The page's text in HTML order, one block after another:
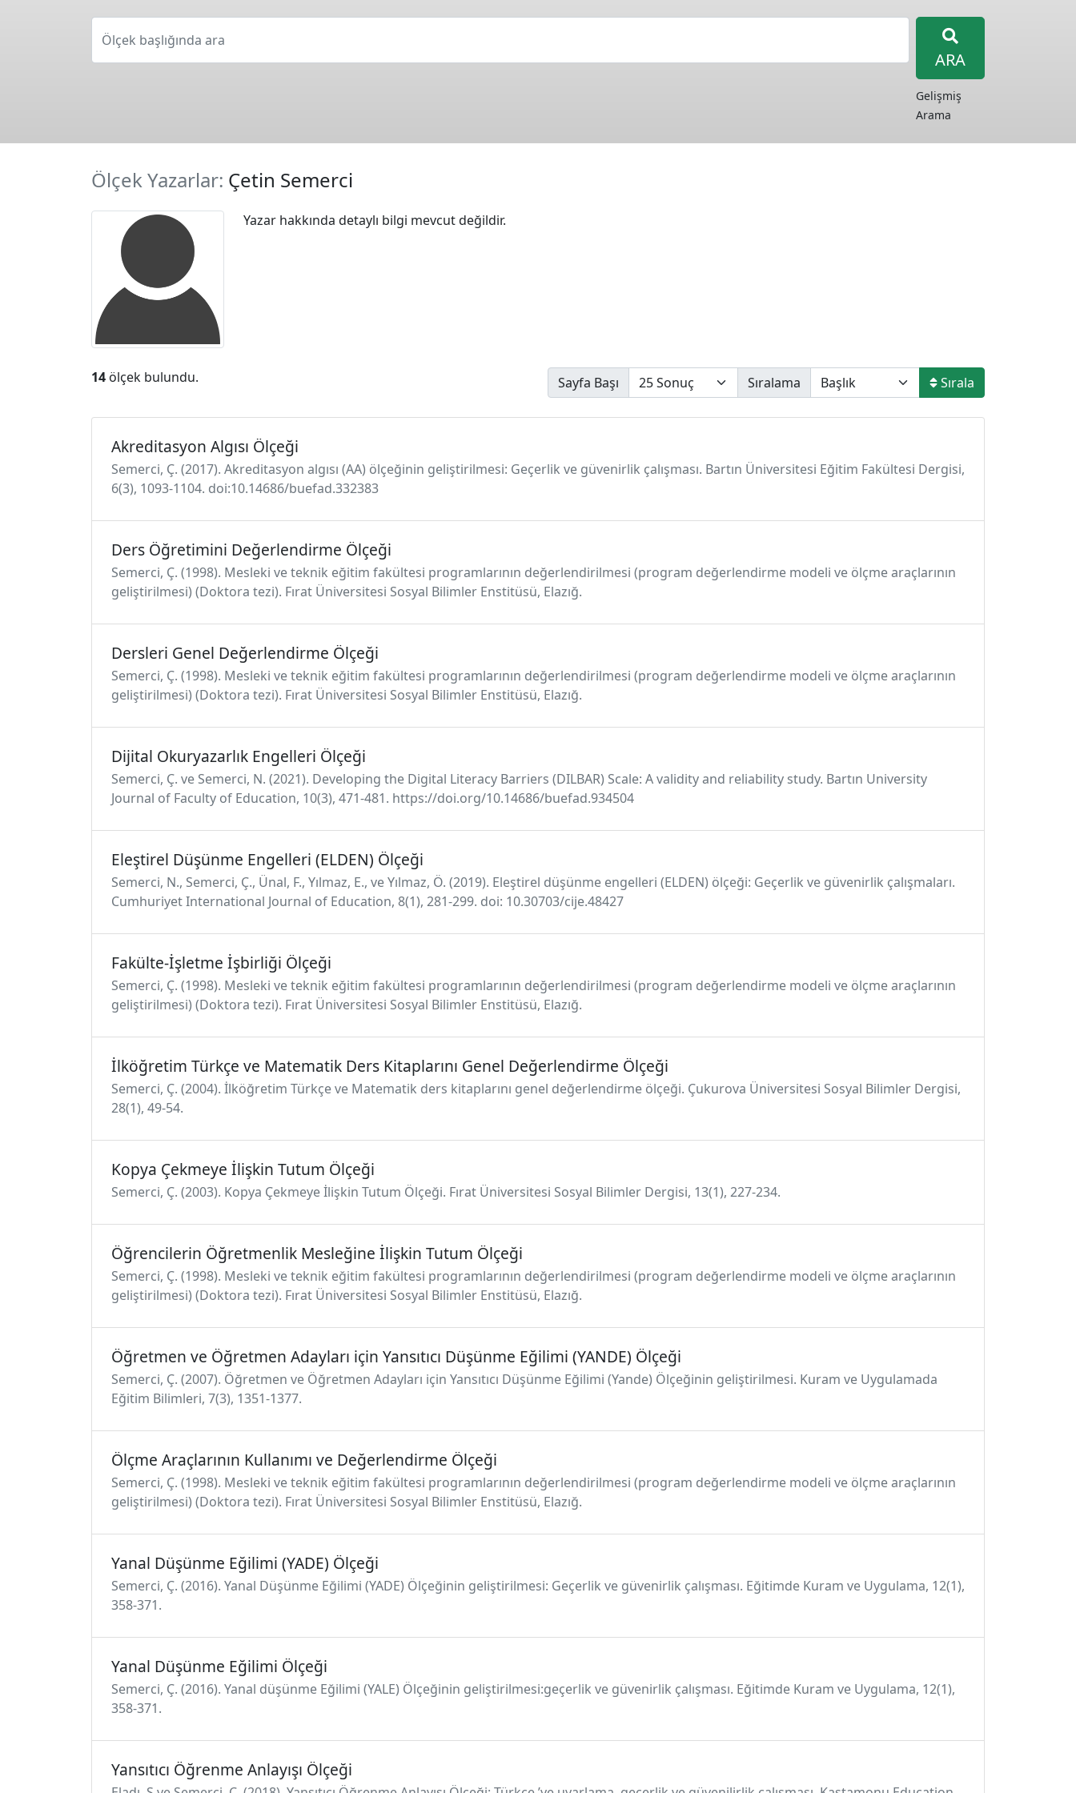
Ölçek başlığında ara
ARA
Gelişmiş
Arama
Ölçek Yazarlar: Çetin Semerci
Yazar hakkında detaylı bilgi mevcut değildir.
14 ölçek bulundu. Sayfa Başı Sıralama Sırala
Akreditasyon Algısı Ölçeği
Semerci, Ç. (2017). Akreditasyon algısı (AA) ölçeğinin geliştirilmesi: Geçerlik ve güvenirlik çalışması. Bartın Üniversitesi Eğitim Fakültesi Dergisi,
6(3), 1093-1104. doi:10.14686/buefad.332383
Ders Öğretimini Değerlendirme Ölçeği
Semerci, Ç. (1998). Mesleki ve teknik eğitim fakültesi programlarının değerlendirilmesi (program değerlendirme modeli ve ölçme araçlarının
geliştirilmesi) (Doktora tezi). Fırat Üniversitesi Sosyal Bilimler Enstitüsü, Elazığ.
Dersleri Genel Değerlendirme Ölçeği
Semerci, Ç. (1998). Mesleki ve teknik eğitim fakültesi programlarının değerlendirilmesi (program değerlendirme modeli ve ölçme araçlarının
geliştirilmesi) (Doktora tezi). Fırat Üniversitesi Sosyal Bilimler Enstitüsü, Elazığ.
Dijital Okuryazarlık Engelleri Ölçeği
Semerci, Ç. ve Semerci, N. (2021). Developing the Digital Literacy Barriers (DILBAR) Scale: A validity and reliability study. Bartın University
Journal of Faculty of Education, 10(3), 471-481. https://doi.org/10.14686/buefad.934504
Eleştirel Düşünme Engelleri (ELDEN) Ölçeği
Semerci, N., Semerci, Ç., Ünal, F., Yılmaz, E., ve Yılmaz, Ö. (2019). Eleştirel düşünme engelleri (ELDEN) ölçeği: Geçerlik ve güvenirlik çalışmaları.
Cumhuriyet International Journal of Education, 8(1), 281-299. doi: 10.30703/cije.48427
Fakülte-İşletme İşbirliği Ölçeği
Semerci, Ç. (1998). Mesleki ve teknik eğitim fakültesi programlarının değerlendirilmesi (program değerlendirme modeli ve ölçme araçlarının
geliştirilmesi) (Doktora tezi). Fırat Üniversitesi Sosyal Bilimler Enstitüsü, Elazığ.
İlköğretim Türkçe ve Matematik Ders Kitaplarını Genel Değerlendirme Ölçeği
Semerci, Ç. (2004). İlköğretim Türkçe ve Matematik ders kitaplarını genel değerlendirme ölçeği. Çukurova Üniversitesi Sosyal Bilimler Dergisi,
28(1), 49-54.
Kopya Çekmeye İlişkin Tutum Ölçeği
Semerci, Ç. (2003). Kopya Çekmeye İlişkin Tutum Ölçeği. Fırat Üniversitesi Sosyal Bilimler Dergisi, 13(1), 227-234.
Öğrencilerin Öğretmenlik Mesleğine İlişkin Tutum Ölçeği
Semerci, Ç. (1998). Mesleki ve teknik eğitim fakültesi programlarının değerlendirilmesi (program değerlendirme modeli ve ölçme araçlarının
geliştirilmesi) (Doktora tezi). Fırat Üniversitesi Sosyal Bilimler Enstitüsü, Elazığ.
Öğretmen ve Öğretmen Adayları için Yansıtıcı Düşünme Eğilimi (YANDE) Ölçeği
Semerci, Ç. (2007). Öğretmen ve Öğretmen Adayları için Yansıtıcı Düşünme Eğilimi (Yande) Ölçeğinin geliştirilmesi. Kuram ve Uygulamada
Eğitim Bilimleri, 7(3), 1351-1377.
Ölçme Araçlarının Kullanımı ve Değerlendirme Ölçeği
Semerci, Ç. (1998). Mesleki ve teknik eğitim fakültesi programlarının değerlendirilmesi (program değerlendirme modeli ve ölçme araçlarının
geliştirilmesi) (Doktora tezi). Fırat Üniversitesi Sosyal Bilimler Enstitüsü, Elazığ.
Yanal Düşünme Eğilimi (YADE) Ölçeği
Semerci, Ç. (2016). Yanal Düşünme Eğilimi (YADE) Ölçeğinin geliştirilmesi: Geçerlik ve güvenirlik çalışması. Eğitimde Kuram ve Uygulama, 12(1),
358-371.
Yanal Düşünme Eğilimi Ölçeği
Semerci, Ç. (2016). Yanal düşünme Eğilimi (YALE) Ölçeğinin geliştirilmesi:geçerlik ve güvenirlik çalışması. Eğitimde Kuram ve Uygulama, 12(1),
358-371.
Yansıtıcı Öğrenme Anlayışı Ölçeği